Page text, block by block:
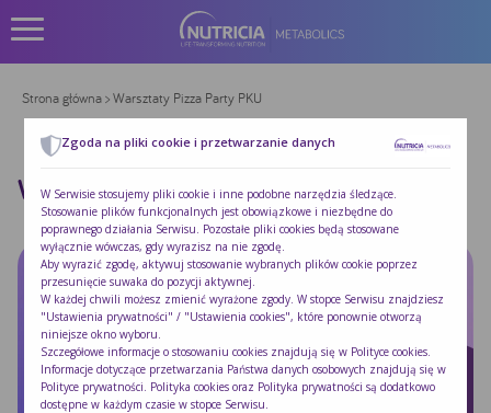
Strona główna> Warsztaty Pizza Party PKU
WARSZTATY PIZZA PARTY PKU
Zgoda na pliki cookie i przetwarzanie danych
W Serwisie stosujemy pliki cookie i inne podobne narzędzia śledzące.
Stosowanie plików funkcjonalnych jest obowiązkowe i niezbędne do
poprawnego działania Serwisu. Pozostałe pliki cookies będą stosowane
wyłącznie wówczas, gdy wyrazisz na nie zgodę.
Aby wyrazić zgodę, aktywuj stosowanie wybranych plików cookie poprzez
przesunięcie suwaka do pozycji aktywnej.
W każdej chwili możesz zmienić wyrażone zgody. W stopce Serwisu znajdziesz
"Ustawienia prywatności" / "Ustawienia cookies", które ponownie otworzą
niniejsze okno wyboru.
Szczegółowe informacje o stosowaniu cookies znajdują się w Polityce cookies
Informacje dotyczące przetwarzania Państwa danych osobowych znajdują się w
Polityce prywatności . Polityka cookies oraz Polityka prywatności są dodatkowo
dostępne w każdym czasie w stopce Serwisu.